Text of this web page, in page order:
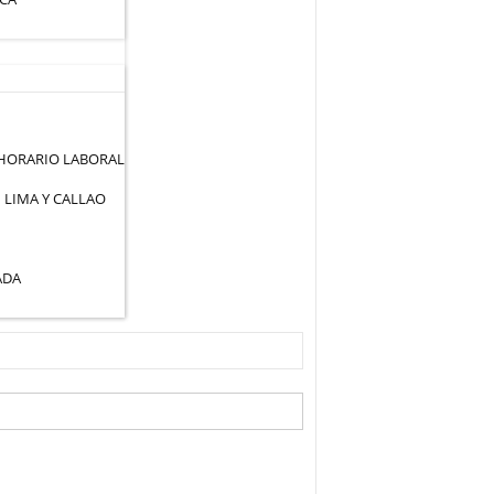
LABORAL
LIMA Y CALLAO